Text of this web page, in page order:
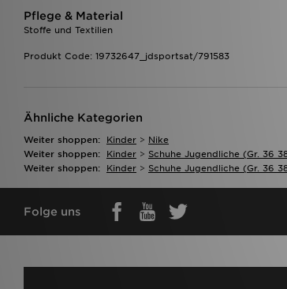
Pflege & Material
Stoffe und Textilien
Produkt Code: 19732647_jdsportsat/791583
Ähnliche Kategorien
Weiter shoppen: Kinder > Nike
Weiter shoppen:
Kinder > Schuhe Jugendliche (gr. 36
Weiter shoppen:
Kinder > Schuhe Jugendliche (gr. 36
Folge uns